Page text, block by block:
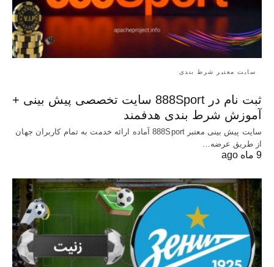
سایت معتبر شرط بندی
ثبت نام در 888Sport سایت تخصصی پیش بینی +
آموزش شرط بندی هدفمند
سایت پیش بینی معتبر 888Sport آماده ارائه خدمت به تمام کاربران جهان
از طریق عرضه…
9 ماه ago